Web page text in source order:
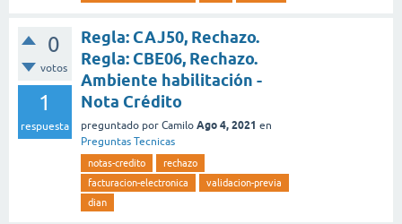
0
votos
1
respuesta
Regla: CAJ50, Rechazo.
Regla: CBE06, Rechazo.
Ambiente habilitación -
Nota Crédito
preguntado por Camilo Ago 4, 2021 en
Preguntas Tecnicas
notas-credito
rechazo
facturacion-electronica
validacion-previa
dian